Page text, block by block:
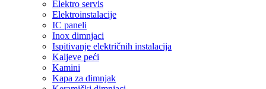
Elektro servis
Elektroinstalacije
IC paneli
Inox dimnjaci
Ispitivanje električnih instalacija
Kaljeve peći
Kamini
Kapa za dimnjak